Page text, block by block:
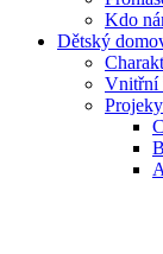
Kdo
Dětský
Vnitřní